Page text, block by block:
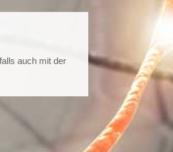
auch mit der